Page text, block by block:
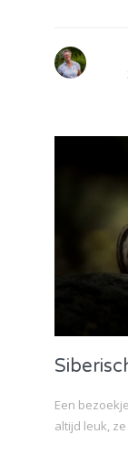
Een
altijd leuk,